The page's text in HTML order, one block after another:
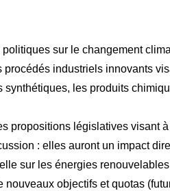
sur le changement
industriels innovants
les produits
propositions législatives visant
: elles auront un impact
sur les énergies
objectifs et quotas